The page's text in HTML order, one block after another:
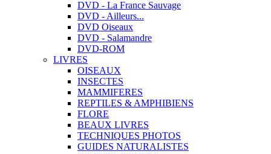
DVD - La France Sauvage
DVD - Ailleurs...
DVD Oiseaux
DVD - Salamandre
DVD-ROM
LIVRES
OISEAUX
INSECTES
MAMMIFERES
REPTILES & AMPHIBIENS
FLORE
BEAUX LIVRES
TECHNIQUES PHOTOS
GUIDES NATURALISTES